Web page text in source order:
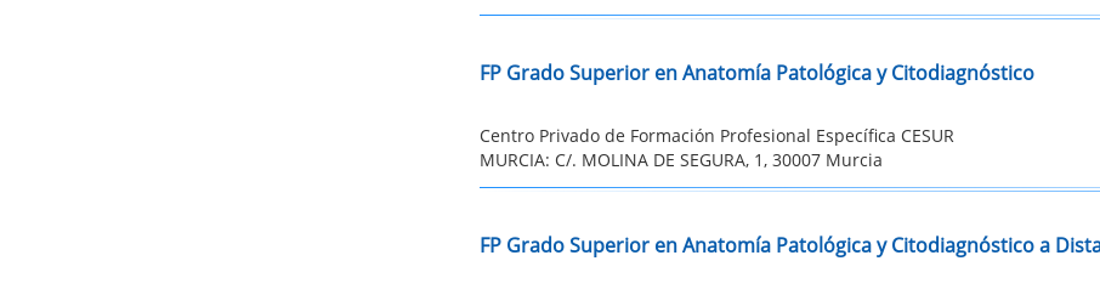
FP Grado Superior en Anatomía Patológica y Citodiagnóstico
Centro Privado de Formación Profesional Específica CESUR
MURCIA: C/. MOLINA DE SEGURA, 1, 30007 Murcia
FP Grado Superior en Anatomía Patológica y Citodiagnóstico a